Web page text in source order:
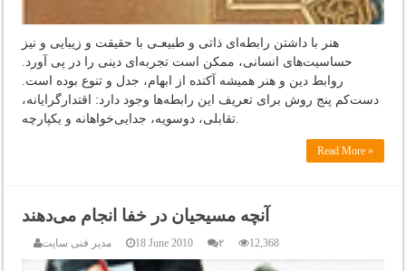
هنر با داشتن‌ رابطه‌ای‌ ذاتی‌ و طبیعـی‌ با حقیقت‌ و زیبایی‌ و نیز
حساسیت‌های‌ انسانی‌، ممكن‌ است‌ تجربه‌ای‌ دینی‌ را در پی‌ آورد.
روابط‌ دین‌ و هنر همیشه‌ آكنده‌ از ابهام‌، جدل‌ و تنوع‌ بوده‌ است‌.
دست‌كم‌ پنج‌ روش‌ برای‌ تعریف‌ این‌ رابطه‌ها وجود دارد: اقتدارگرایانه‌،
تقابلی‌، دوسویه‌، جدایی‌خواهانه‌ و یكپارچه‌.
Read More »
آنچه مسیحیان در خفا انجام می‌دهند
مدیر فنی سایت 18 June 2010 ۲ 12,368